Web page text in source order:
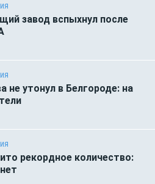
завод вспыхнул после
не утонул в Белгороде: на
рекордное количество: